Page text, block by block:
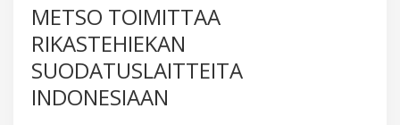
METSO TOIMITTAA
RIKASTEHIEKAN
SUODATUSLAITTEITA
INDONESIAAN